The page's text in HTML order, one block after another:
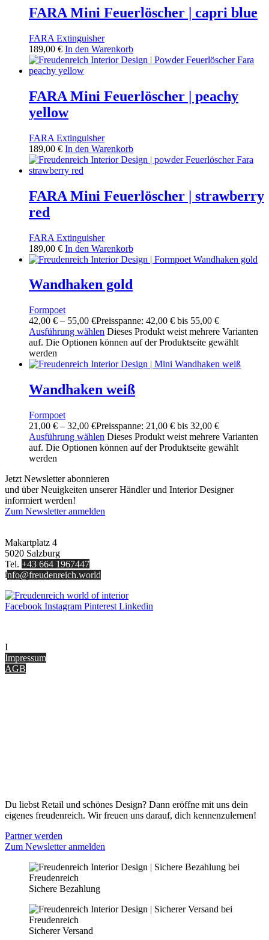
FARA Mini Feuerlöscher | capri blue
FARA Extinguisher
189,00 € In den Warenkorb
FARA Mini Feuerlöscher | peachy
yellow
FARA Extinguisher
189,00 € In den Warenkorb
FARA Mini Feuerlöscher | strawberry
red
FARA Extinguisher
189,00 € In den Warenkorb
Wandhaken gold
Formpoet
42,00 € – 55,00 €Preisspanne: 42,00 € bis 55,00 €
Ausführung wählen Dieses Produkt weist mehrere Varianten
auf. Die Optionen können auf der Produktseite gewählt
werden
Wandhaken weiß
Formpoet
21,00 € – 32,00 €Preisspanne: 21,00 € bis 32,00 €
Ausführung wählen Dieses Produkt weist mehrere Varianten
auf. Die Optionen können auf der Produktseite gewählt
werden
Jetzt Newsletter abonnieren
und über Neuigkeiten unserer Händler und Interior Designer
informiert werden!
Zum Newsletter anmelden
Makartplatz 4
5020 Salzburg
Tel. +43 664 1967447
info@freudenreich.world
Facebook Instagram Pinterest Linkedin
I
Impressum
AGB
Du liebst Retail und schönes Design? Dann eröffne mit uns dein
eigenes freudenreich. Wir freuen uns darauf, dich kennenzulernen!
Partner werden
Zum Newsletter anmelden
Sichere Bezahlung
Sicherer Versand